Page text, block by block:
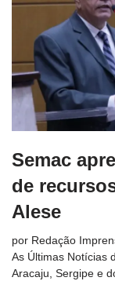
Semac
de
Alese
por Redação
As Últimas Notícias
Aracaju, Sergipe e